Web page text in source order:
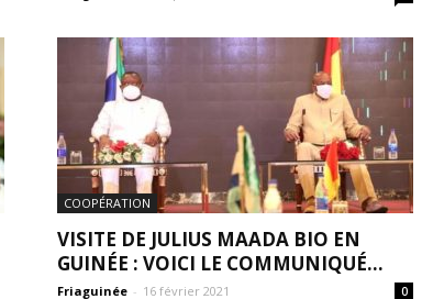
COOPÉRATION
VISITE DE JULIUS MAADA BIO EN
GUINÉE : VOICI LE COMMUNIQUÉ...
Friaguinée - 16 février 2021 0